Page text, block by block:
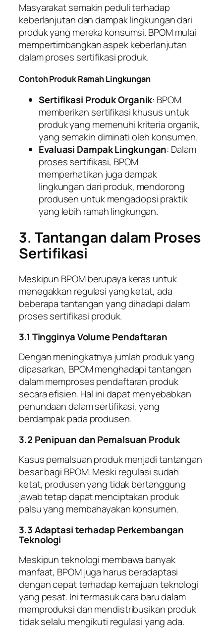
Masyarakat semakin peduli terhadap
keberlanjutan dan dampak lingkungan dari
produk yang mereka konsumsi. BPOM mulai
mempertimbangkan aspek keberlanjutan
dalam proses sertifikasi produk.
Contoh Produk Ramah Lingkungan
Sertifikasi Produk Organik: BPOM
memberikan sertifikasi khusus untuk
produk yang memenuhi kriteria organik,
yang semakin diminati oleh konsumen.
Evaluasi Dampak Lingkungan: Dalam
proses sertifikasi, BPOM
memperhatikan juga dampak
lingkungan dari produk, mendorong
produsen untuk mengadopsi praktik
yang lebih ramah lingkungan.
3. Tantangan dalam Proses
Sertifikasi
Meskipun BPOM berupaya keras untuk
menegakkan regulasi yang ketat, ada
beberapa tantangan yang dihadapi dalam
proses sertifikasi produk.
3.1 Tingginya Volume Pendaftaran
Dengan meningkatnya jumlah produk yang
dipasarkan, BPOM menghadapi tantangan
dalam memproses pendaftaran produk
secara efisien. Hal ini dapat menyebabkan
penundaan dalam sertifikasi, yang
berdampak pada produsen.
3.2 Penipuan dan Pemalsuan Produk
Kasus pemalsuan produk menjadi tantangan
besar bagi BPOM. Meski regulasi sudah
ketat, produsen yang tidak bertanggung
jawab tetap dapat menciptakan produk
palsu yang membahayakan konsumen.
3.3 Adaptasi terhadap Perkembangan
Teknologi
Meskipun teknologi membawa banyak
manfaat, BPOM juga harus beradaptasi
dengan cepat terhadap kemajuan teknologi
yang pesat. Ini termasuk cara baru dalam
memproduksi dan mendistribusikan produk
tidak selalu mengikuti regulasi yang ada.